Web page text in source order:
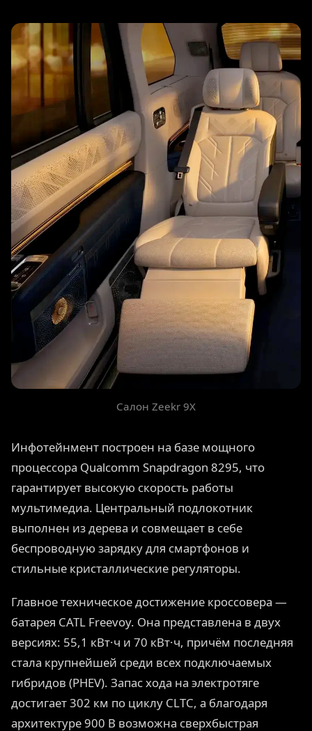
Салон Zeekr 9X
Инфотейнмент построен на базе мощного
процессора Qualcomm Snapdragon 8295, что
гарантирует высокую скорость работы
мультимедиа. Центральный подлокотник
выполнен из дерева и совмещает в себе
беспроводную зарядку для смартфонов и
стильные кристаллические регуляторы.
Главное техническое достижение кроссовера —
батарея CATL Freevoy. Она представлена в двух
версиях: 55,1 кВт·ч и 70 кВт·ч, причём последняя
стала крупнейшей среди всех подключаемых
гибридов (PHEV). Запас хода на электротяге
достигает 302 км по циклу CLTC, а благодаря
архитектуре 900 В возможна сверхбыстрая